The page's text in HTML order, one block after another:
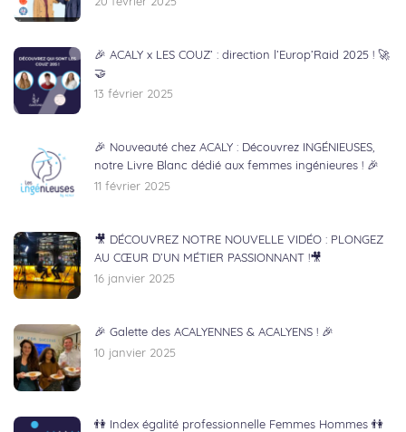
🎉 ACALY x LES COUZ’ : direction l’Europ’Raid 2025 ! 🚀
🤝
13 février 2025
🎉 Nouveauté chez ACALY : Découvrez INGÉNIEUSES,
notre Livre Blanc dédié aux femmes ingénieures ! 🎉
11 février 2025
🎥 DÉCOUVREZ NOTRE NOUVELLE VIDÉO : PLONGEZ
AU CŒUR D’UN MÉTIER PASSIONNANT !🎥
16 janvier 2025
🎉 Galette des ACALYENNES & ACALYENS ! 🎉
10 janvier 2025
👫 Index égalité professionnelle Femmes Hommes 👫